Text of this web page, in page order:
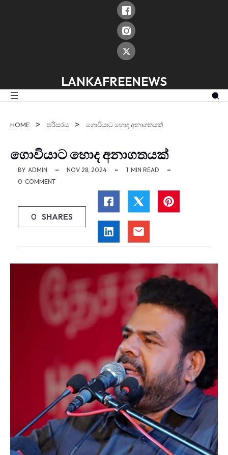
LANKAFREENEWS
HOME පරිසරය ගොවියාට හොද අනාගතයක්
ගොවියාට හොද අනාගතයක්
BY ADMIN NOV 28, 2024 1 MIN READ
0 COMMENT
0 SHARES